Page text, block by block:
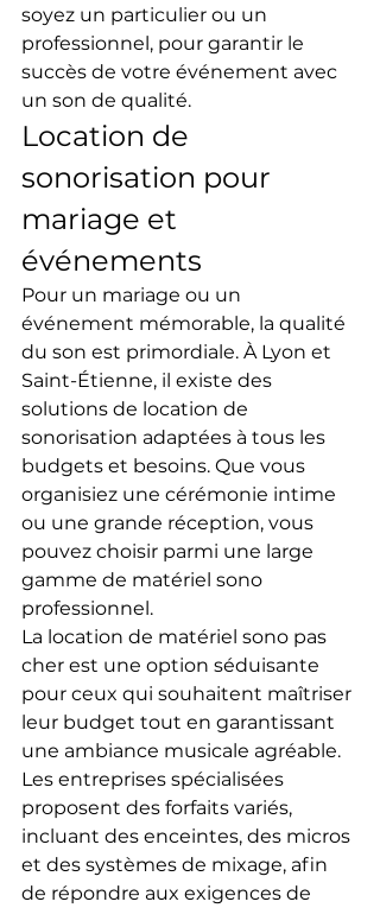
soyez un particulier ou un
professionnel, pour garantir le
succès de votre événement avec
un son de qualité.
Location de
sonorisation pour
mariage et
événements
Pour un mariage ou un
événement mémorable, la qualité
du son est primordiale. À Lyon et
Saint-Étienne, il existe des
solutions de location de
sonorisation adaptées à tous les
budgets et besoins. Que vous
organisiez une cérémonie intime
ou une grande réception, vous
pouvez choisir parmi une large
gamme de matériel sono
professionnel.
La location de matériel sono pas
cher est une option séduisante
pour ceux qui souhaitent maîtriser
leur budget tout en garantissant
une ambiance musicale agréable.
Les entreprises spécialisées
proposent des forfaits variés,
incluant des enceintes, des micros
et des systèmes de mixage, afin
de répondre aux exigences de